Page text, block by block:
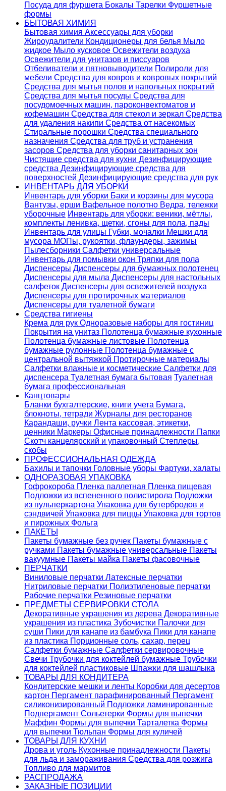
Посуда для фуршета Бокалы Тарелки Фуршетные
формы
БЫТОВАЯ ХИМИЯ
Бытовая химия Аксессуары для уборки
Жироудалители Кондиционеры для белья Мыло
жидкое Мыло кусковое Освежители воздуха
Освежители для унитазов и писсуаров
Отбеливатели и пятновыводители Полироли для
мебели Средства для ковров и ковровых покрытий
Средства для мытья полов и напольных покрытий
Средства для мытья посуды Средства для
посудомоечных машин, пароконвектоматов и
кофемашин Средства для стекол и зеркал Средства
для удаления накипи Средства от насекомых
Стиральные порошки Cредства специального
назначения Средства для труб и устранения
засоров Средства для уборки санитарных зон
Чистящие средства для кухни Дезинфицирующие
средства Дезинфицирующие средства для
поверхностей Дезинфицирующие средства для рук
ИНВЕНТАРЬ ДЛЯ УБОРКИ
Инвентарь для уборки Баки и корзины для мусора
Вантузы, ерши Вафельное полотно Ведра, тележки
уборочные Инвентарь для уборки: веники, мётлы,
комплекты ленивка, щетки, сгоны для пола, пады
Инвентарь для улицы Губки, мочалки Мешки для
мусора МОПы, рукоятки, флаундеры, зажимы
Пылесборники Салфетки универсальные
Инвентарь для помывки окон Тряпки для пола
Диспенсеры Диспенсеры для бумажных полотенец
Диспенсеры для мыла Диспенсеры для настольных
салфеток Диспенсеры для освежителей воздуха
Диспенсеры для протирочных материалов
Диспенсеры для туалетной бумаги
Средства гигиены
Крема для рук Одноразовые наборы для гостиниц
Покрытия на унитаз Полотенца бумажные кухонные
Полотенца бумажные листовые Полотенца
бумажные рулонные Полотенца бумажные с
центральной вытяжкой Протирочные материалы
Салфетки влажные и косметические Салфетки для
диспенсера Туалетная бумага бытовая Туалетная
бумага профессиональная
Канцтовары
Бланки бухгалтерские, книги учета Бумага,
блокноты, тетради Журналы для ресторанов
Карандаши, ручки Лента кассовая, этикетки,
ценники Маркеры Офисные принадлежности Папки
Скотч канцелярский и упаковочный Степлеры,
скобы
ПРОФЕССИОНАЛЬНАЯ ОДЕЖДА
Бахилы и тапочки Головные уборы Фартуки, халаты
ОДНОРАЗОВАЯ УПАКОВКА
Гофрокороба Пленка паллетная Пленка пищевая
Подложки из вспененного полистирола Подложки
из пульперкартона Упаковка для бутербродов и
сэндвичей Упаковка для пиццы Упаковка для тортов
и пирожных Фольга
ПАКЕТЫ
Пакеты бумажные без ручек Пакеты бумажные с
ручками Пакеты бумажные универсальные Пакеты
вакуумные Пакеты майка Пакеты фасовочные
ПЕРЧАТКИ
Виниловые перчатки Латексные перчатки
Нитриловые перчатки Полиэтиленовые перчатки
Рабочие перчатки Резиновые перчатки
ПРЕДМЕТЫ СЕРВИРОВКИ СТОЛА
Декоративные украшения из дерева Декоративные
украшения из пластика Зубочистки Палочки для
суши Пики для канапе из бамбука Пики для канапе
из пластика Порционные соль, сахар, перец
Салфетки бумажные Салфетки сервировочные
Свечи Трубочки для коктейлей бумажные Трубочки
для коктейлей пластиковые Шпажки для шашлыка
ТОВАРЫ ДЛЯ КОНДИТЕРА
Кондитерские мешки и ленты Коробки для десертов
картон Пергамент парафинированный Пергамент
силиконизированный Подложки ламинированные
Подпергамент Сольетерки Формы для выпечки
Маффин Формы для выпечки Тарталетка Формы
для выпечки Тюльпан Формы для куличей
ТОВАРЫ ДЛЯ КУХНИ
Дрова и уголь Кухонные принадлежности Пакеты
для льда и замораживания Средства для розжига
Топливо для мармитов
РАСПРОДАЖА
ЗАКАЗНЫЕ ПОЗИЦИИ